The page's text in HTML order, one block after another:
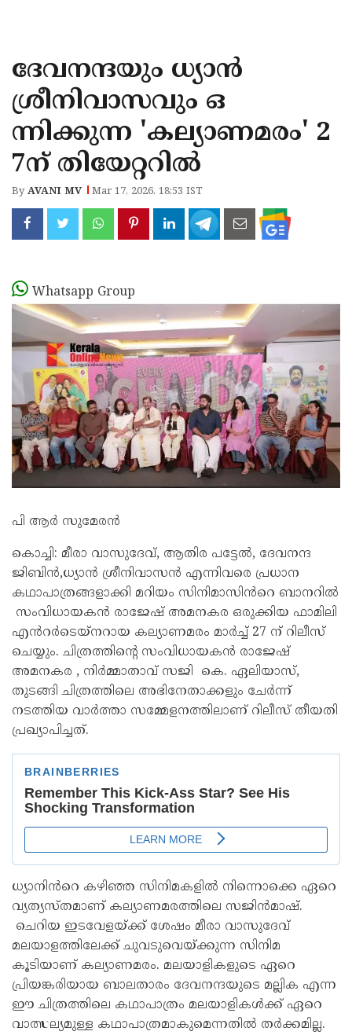
KANNUR
KASARAGOD
ദേവനന്ദയും ധ്യാൻ
ശ്രീനിവാസവും ഒ
ന്നിക്കുന്ന 'കല്യാണമരം' 2
7ന് തിയേറ്ററിൽ
ByAVANI MV Mar 17, 2026, 18:53 IST
Whatsapp Group
പി ആർ സുമേരൻ
കൊച്ചി: മീരാ വാസുദേവ്, ആതിര പട്ടേൽ, ദേവനന്ദ
ജിബിൻ,ധ്യാൻ ശ്രീനിവാസൻ എന്നിവരെ പ്രധാന
കഥാപാത്രങ്ങളാക്കി മറിയം സിനിമാസിൻറെ ബാനറിൽ
സംവിധായകൻ രാജേഷ് അമനകര ഒരുക്കിയ ഫാമിലി
എൻറർടെയ്നറായ കല്യാണമരം മാർച്ച് 27 ന് റിലീസ്
ചെയ്യും. ചിത്രത്തിന്റെ സംവിധായകൻ രാജേഷ്
അമനകര , നിർമ്മാതാവ് സജി കെ. ഏലിയാസ്,
തുടങ്ങി ചിത്രത്തിലെ അഭിനേതാക്കളും ചേർന്ന്
നടത്തിയ വാർത്താ സമ്മേളനത്തിലാണ് റിലീസ് തീയതി
പ്രഖ്യാപിച്ചത്.
ധ്യാനിൻറെ കഴിഞ്ഞ സിനിമകളിൽ നിന്നൊക്കെ ഏറെ
വ്യത്യസ്തമാണ് കല്യാണമരത്തിലെ സജിൻമാഷ്.
ചെറിയ ഇടവേളയ്ക്ക് ശേഷം മീരാ വാസുദേവ്
മലയാളത്തിലേക്ക് ചുവടുവെയ്ക്കുന്ന സിനിമ
കൂടിയാണ് കല്യാണമരം. മലയാളികളുടെ ഏറെ
പ്രിയങ്കരിയായ ബാലതാരം ദേവനന്ദയുടെ മല്ലിക എന്ന
ഈ ചിത്രത്തിലെ കഥാപാത്രം മലയാളികൾക്ക് ഏറെ
വാത്സല്യമുള്ള കഥാപാത്രമാകുമെന്നതിൽ തർക്കമില്ല.